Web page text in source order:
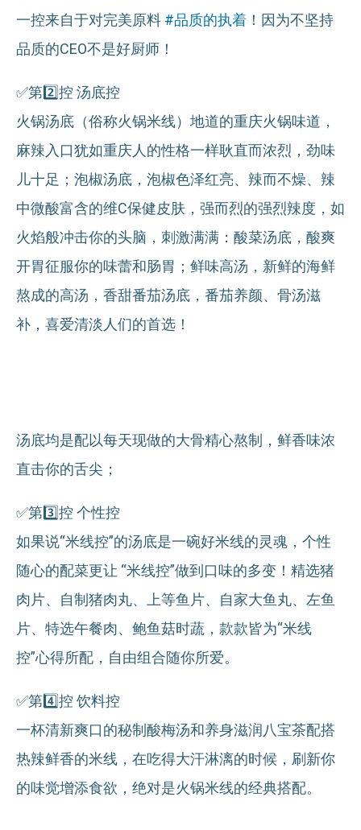
一控来自于对完美原料 #品质的执着 ！因为不坚持
品质的CEO不是好厨师！
✅第2️⃣控 汤底控
火锅汤底（俗称火锅米线）地道的重庆火锅味道，
麻辣入口犹如重庆人的性格一样耿直而浓烈，劲味
儿十足；泡椒汤底，泡椒色泽红亮、辣而不燥、辣
中微酸富含的维C保健皮肤，强而烈的强烈辣度，如
火焰般冲击你的头脑，刺激满满：酸菜汤底，酸爽
开胃征服你的味蕾和肠胃；鲜味高汤，新鲜的海鲜
熬成的高汤，香甜番茄汤底，番茄养颜、骨汤滋
补，喜爱清淡人们的首选！
汤底均是配以每天现做的大骨精心熬制，鲜香味浓
直击你的舌尖；
✅第3️⃣控 个性控
如果说“米线控”的汤底是一碗好米线的灵魂，个性
随心的配菜更让 “米线控”做到口味的多变！精选猪
肉片、自制猪肉丸、上等鱼片、自家大鱼丸、左鱼
片、特选午餐肉、鲍鱼菇时蔬，款款皆为“米线
控”心得所配，自由组合随你所爱。
✅第4️⃣️控 饮料控
一杯清新爽口的秘制酸梅汤和养身滋润八宝茶配搭
热辣鲜香的米线，在吃得大汗淋漓的时候，刷新你
的味觉增添食欲，绝对是火锅米线的经典搭配。